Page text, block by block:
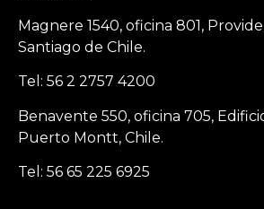
Magnere 1540, oficina 801,
Santiago de Chile.
Tel: 56 2 2757 4200
Benavente 550, oficina 705,
Puerto Montt, Chile.
Tel: 56 65 225 6925